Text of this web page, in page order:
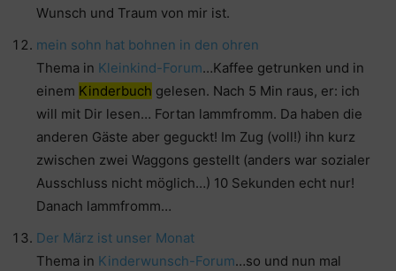
Wunsch und Traum von mir ist.
mein sohn hat bohnen in den ohren
Thema in Kleinkind-Forum…Kaffee getrunken und in
einem Kinderbuch gelesen. Nach 5 Min raus, er: ich
will mit Dir lesen… Fortan lammfromm. Da haben die
anderen Gäste aber geguckt! Im Zug (voll!) ihn kurz
zwischen zwei Waggons gestellt (anders war sozialer
Ausschluss nicht möglich…) 10 Sekunden echt nur!
Danach lammfromm…
Der März ist unser Monat
Thema in Kinderwunsch-Forum…so und nun mal